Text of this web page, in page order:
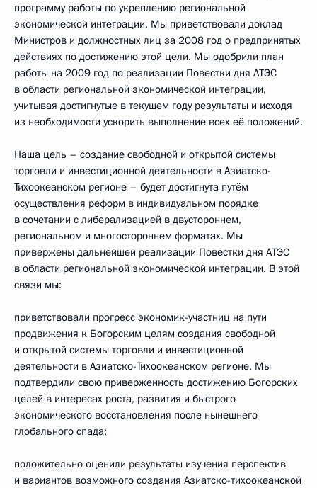
программу работы по укреплению региональной
экономической интеграции. Мы приветствовали доклад
Министров и должностных лиц за 2008 год о предпринятых
действиях по достижению этой цели. Мы одобрили план
работы на 2009 год по реализации Повестки дня АТЭС
в области региональной экономической интеграции,
учитывая достигнутые в текущем году результаты и исходя
из необходимости ускорить выполнение всех её положений.
Наша цель – создание свободной и открытой системы
торговли и инвестиционной деятельности в Азиатско-
Тихоокеанском регионе – будет достигнута путём
осуществления реформ в индивидуальном порядке
в сочетании с либерализацией в двустороннем,
региональном и многостороннем форматах. Мы
привержены дальнейшей реализации Повестки дня АТЭС
в области региональной экономической интеграции. В этой
связи мы:
приветствовали прогресс экономик-участниц на пути
продвижения к Богорским целям создания свободной
и открытой системы торговли и инвестиционной
деятельности в Азиатско-Тихоокеанском регионе. Мы
подтвердили свою приверженность достижению Богорских
целей в интересах роста, развития и быстрого
экономического восстановления после нынешнего
глобального спада;
положительно оценили результаты изучения перспектив
и вариантов возможного создания Азиатско-тихоокеанской